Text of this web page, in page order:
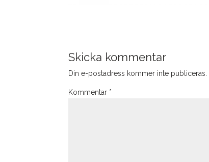
Skicka kommentar
Din e-postadress kommer inte publiceras.
Kommentar *